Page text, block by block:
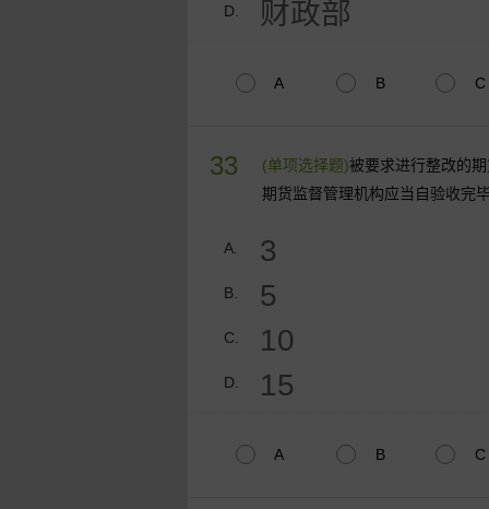
D. 财政部
A B C
33 (单项选择题)被要求进行整改的
期货监督管理机构应当自验收完
A. 3
B. 5
C. 10
D. 15
A B C